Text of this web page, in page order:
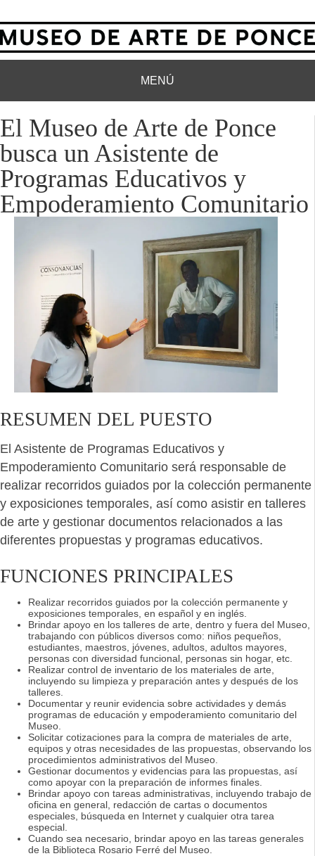
MENÚ
El Museo de Arte de Ponce
busca un Asistente de
Programas Educativos y
Empoderamiento Comunitario
RESUMEN DEL PUESTO
El Asistente de Programas Educativos y
Empoderamiento Comunitario será responsable de
realizar recorridos guiados por la colección permanente
y exposiciones temporales, así como asistir en talleres
de arte y gestionar documentos relacionados a las
diferentes propuestas y programas educativos.
FUNCIONES PRINCIPALES
Realizar recorridos guiados por la colección permanente y
exposiciones temporales, en español y en inglés.
Brindar apoyo en los talleres de arte, dentro y fuera del Museo,
trabajando con públicos diversos como: niños pequeños,
estudiantes, maestros, jóvenes, adultos, adultos mayores,
personas con diversidad funcional, personas sin hogar, etc.
Realizar control de inventario de los materiales de arte,
incluyendo su limpieza y preparación antes y después de los
talleres.
Documentar y reunir evidencia sobre actividades y demás
programas de educación y empoderamiento comunitario del
Museo.
Solicitar cotizaciones para la compra de materiales de arte,
equipos y otras necesidades de las propuestas, observando los
procedimientos administrativos del Museo.
Gestionar documentos y evidencias para las propuestas, así
como apoyar con la preparación de informes finales.
Brindar apoyo con tareas administrativas, incluyendo trabajo de
oficina en general, redacción de cartas o documentos
especiales, búsqueda en Internet y cualquier otra tarea
especial.
Cuando sea necesario, brindar apoyo en las tareas generales
de la Biblioteca Rosario Ferré del Museo.